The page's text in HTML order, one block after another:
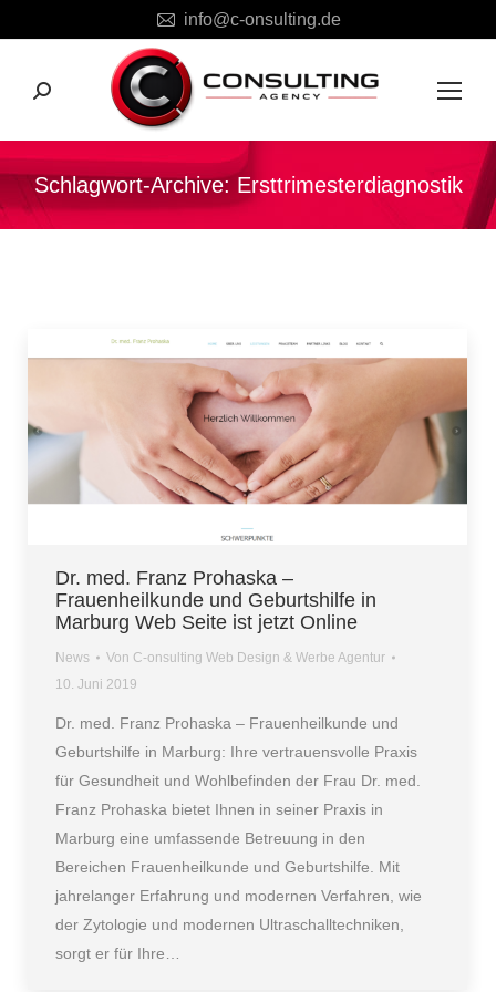
info@c-onsulting.de
Search:
Schlagwort-Archive: Ersttrimesterdiagnostik
Dr. med. Franz Prohaska –
Frauenheilkunde und Geburtshilfe in
Marburg Web Seite ist jetzt Online
News Von C-onsulting Web Design & Werbe Agentur
10. Juni 2019
Dr. med. Franz Prohaska – Frauenheilkunde und
Geburtshilfe in Marburg: Ihre vertrauensvolle Praxis
für Gesundheit und Wohlbefinden der Frau Dr. med.
Franz Prohaska bietet Ihnen in seiner Praxis in
Marburg eine umfassende Betreuung in den
Bereichen Frauenheilkunde und Geburtshilfe. Mit
jahrelanger Erfahrung und modernen Verfahren, wie
der Zytologie und modernen Ultraschalltechniken,
sorgt er für Ihre…